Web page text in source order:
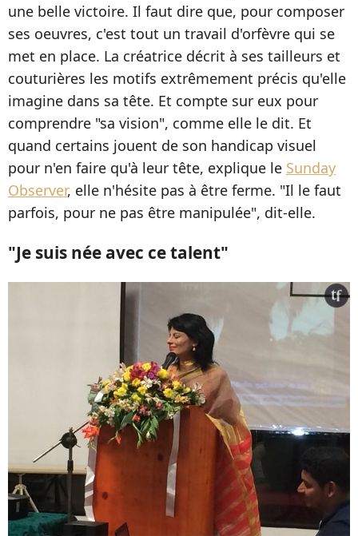
une belle victoire. Il faut dire que, pour composer
ses oeuvres, c'est tout un travail d'orfèvre qui se
met en place. La créatrice décrit à ses tailleurs et
couturières les motifs extrêmement précis qu'elle
imagine dans sa tête. Et compte sur eux pour
comprendre "sa vision", comme elle le dit. Et
quand certains jouent de son handicap visuel
pour n'en faire qu'à leur tête, explique le Sunday
Observer, elle n'hésite pas à être ferme. "Il le faut
parfois, pour ne pas être manipulée", dit-elle.
"Je suis née avec ce talent"